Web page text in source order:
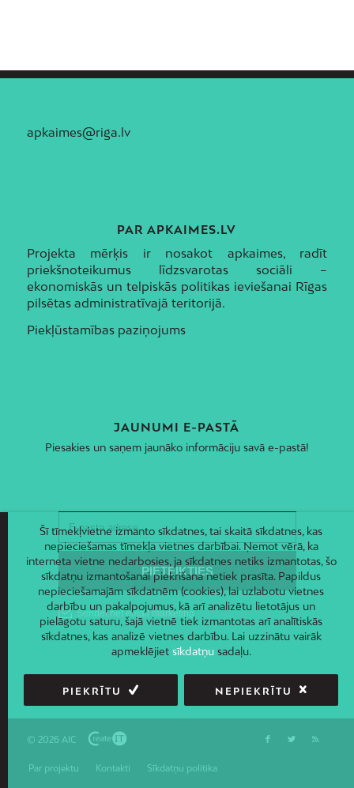
apkaimes@riga.lv
PAR APKAIMES.LV
Projekta mērķis ir nosakot apkaimes, radīt
priekšnoteikumus līdzsvarotas sociāli –
ekonomiskās un telpiskās politikas ieviešanai Rīgas
pilsētas administratīvajā teritorijā.
Piekļūstamības paziņojums
JAUNUMI E-PASTĀ
Piesakies un saņem jaunāko informāciju savā e-pastā!
© 2026 AIC
Par projektu Kontakti Sīkdatņu politika
Šī tīmekļvietne izmanto sīkdatnes, tai skaitā sīkdatnes, kas
nepieciešamas tīmekļa vietnes darbībai. Ņemot vērā, ka
interneta vietne nedarbosies, ja sīkdatnes netiks izmantotas, šo
sīkdatņu izmantošanai piekrišana netiek prasīta. Papildus
nepieciešamajām sīkdatnēm (cookies), lai uzlabotu vietnes
darbību un pakalpojumus, kā arī analizētu lietotājus un
pielāgotu saturu, šajā vietnē tiek izmantotas arī analītiskās
sīkdatnes, kas analizē vietnes darbību. Lai uzzinātu vairāk
apmeklējiet sīkdatņusadaļu.
PIEKRĪTU NEPIEKRĪTU